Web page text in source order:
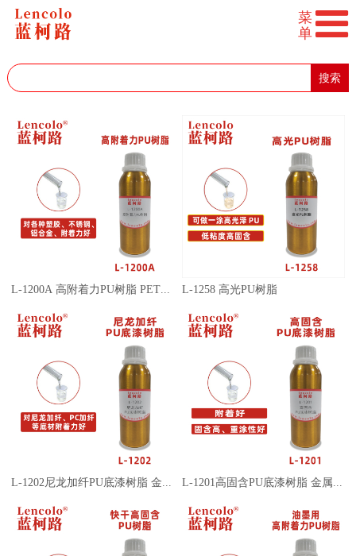
搜索
L-1200A 高附着力PU树脂 PET树脂 含羟基丙烯酸树脂 底漆 L-1258 高光PU树脂